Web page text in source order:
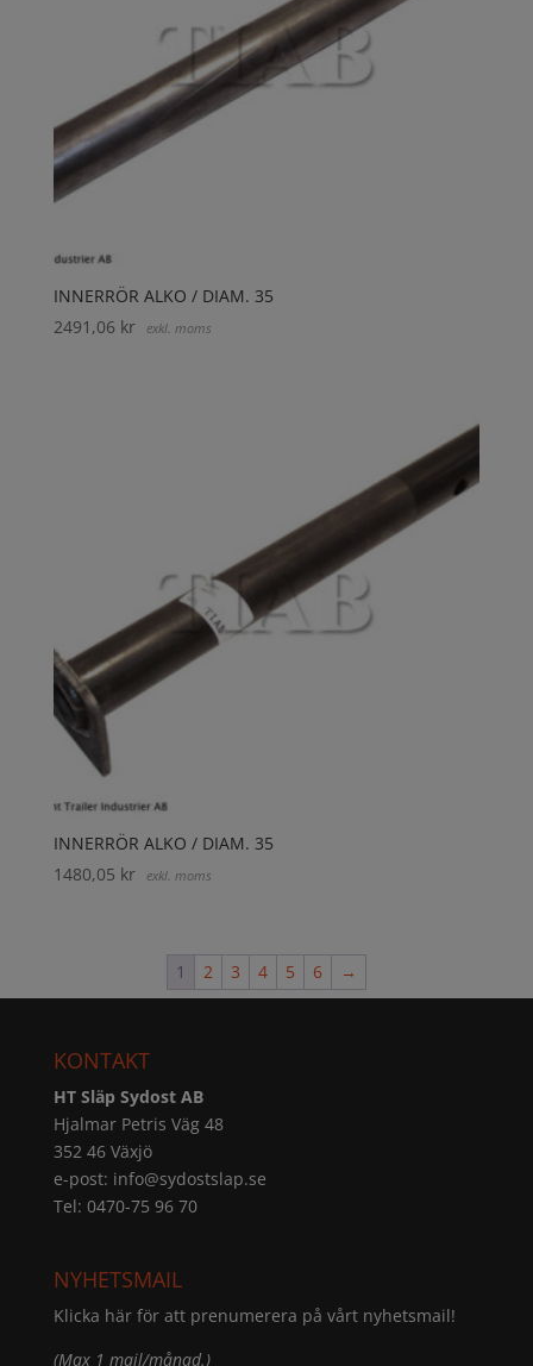
INNERRÖR ALKO / DIAM. 35
2491,06 kr exkl. moms
INNERRÖR ALKO / DIAM. 35
1480,05 kr exkl. moms
1 2 3 4 5 6 →
KONTAKT
HT Släp Sydost AB
Hjalmar Petris Väg 48
352 46 Växjö
e-post: info@sydostslap.se
Tel: 0470-75 96 70
NYHETSMAIL
Klicka här för att prenumerera på vårt nyhetsmail!
(Max 1 mail/månad.)